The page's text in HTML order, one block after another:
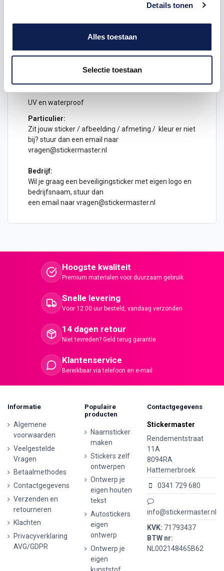
Details tonen
Alles toestaan
Selectie toestaan
Destickeris alleen om criminelen te wijzen op dat uw
is voorzien van een GPS tracking systeem. Zelfs
stickers als een goed afschrikmiddel!
UV en waterproof
Particulier:
Zit jouw sticker / afbeelding / afmeting / kleur er niet
bij? stuur dan een email naar
vragen@stickermaster.nl
Bedrijf:
Wil je graag een beveiligingsticker met eigen logo en
bedrijfsnaam, stuur dan
een email naarvragen@stickermaster.nl
Hoogste kwaliteit
Premium materialen voor duurzaam gebruik
Snelle levering
Voor 12:00 uur besteld, vandaag verzonden
14 dagen retour
Niet tevreden? Geld terug garantie
Klantenservice
Bereikbaar via telefoon en e-mail
Informatie
Algemene
voorwaarden
Veelgestelde
Vragen
Betaalmethodes
Contactgegevens
Verzenden en
retourneren
Klachten
Privacyverklaring
AVG/GDPR
Populaire
producten
Naamsticker
maken
Stickers zelf
ontwerpen
Ontwerp je
eigen houten
tekst
Autostickers
eigen
ontwerp
Ontwerp je
eigen
kunststof
Contactgegevens
Stickermaster
Rendementstraat
11A
8094RA
Hattemerbroek
0341 729 680
info@stickermaster.nl
KVK: 71793437
BTW nr:
NL002148465B62